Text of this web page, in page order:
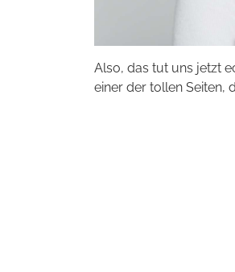
Also, das tut uns jetzt
einer der tollen Seiten,